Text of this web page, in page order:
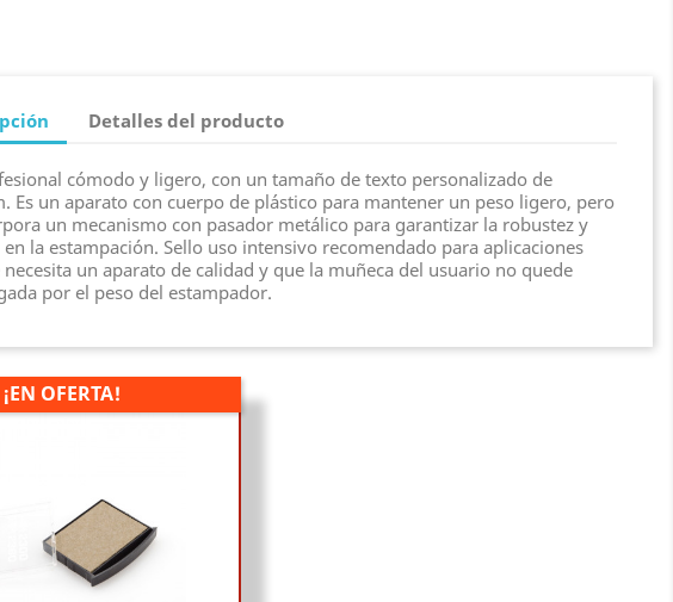
Detalles del producto
cómodo y ligero, con un tamaño de texto personalizado de
Es un aparato con cuerpo de plástico para mantener un peso ligero, pero
un mecanismo con pasador metálico para garantizar la robustez y
la estampación. Sello uso intensivo recomendado para aplicaciones
necesita un aparato de calidad y que la muñeca del usuario no quede
por el peso del estampador.
¡EN OFERTA!